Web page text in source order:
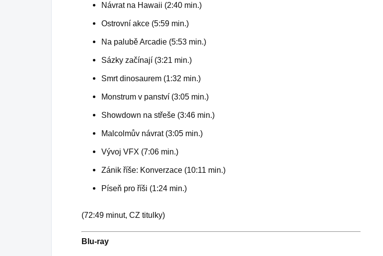
Návrat na Hawaii (2:40 min.)
Ostrovní akce (5:59 min.)
Na palubě Arcadie (5:53 min.)
Sázky začínají (3:21 min.)
Smrt dinosaurem (1:32 min.)
Monstrum v panství (3:05 min.)
Showdown na střeše (3:46 min.)
Malcolmův návrat (3:05 min.)
Vývoj VFX (7:06 min.)
Zánik říše: Konverzace (10:11 min.)
Píseň pro říši (1:24 min.)
(72:49 minut, CZ titulky)
Blu-ray